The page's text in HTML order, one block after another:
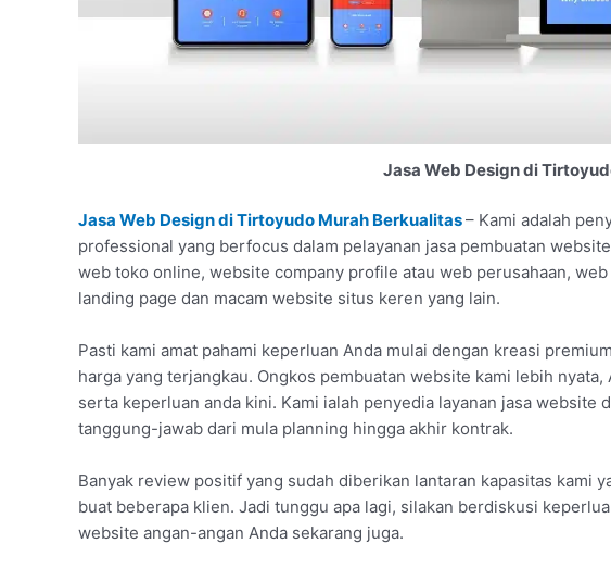
Jasa Web Design di
Jasa Web Design di Tirtoyudo Murah Berkualitas– Kami adalah
professional yang berfocus dalam pelayanan jasa pembuatan
web toko online, website company profile atau web perusahaan,
landing page dan macam website situs keren yang lain.
Pasti kami amat pahami keperluan Anda mulai dengan kreasi
harga yang terjangkau. Ongkos pembuatan website kami lebih
serta keperluan anda kini. Kami ialah penyedia layanan jasa website
tanggung-jawab dari mula planning hingga akhir kontrak.
Banyak review positif yang sudah diberikan lantaran kapasitas kami
buat beberapa klien. Jadi tunggu apa lagi, silakan berdiskusi
website angan-angan Anda sekarang juga.